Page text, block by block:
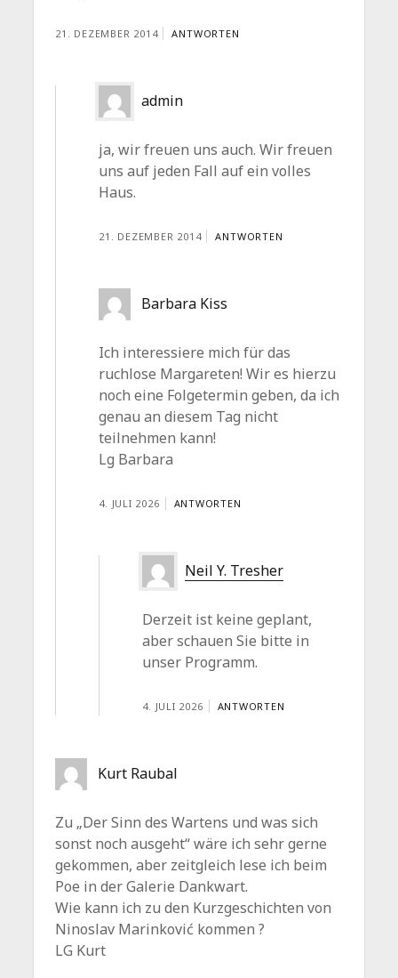
21. DEZEMBER 2014 ANTWORTEN
admin
ja, wir freuen uns auch. Wir freuen
uns auf jeden Fall auf ein volles
Haus.
21. DEZEMBER 2014 ANTWORTEN
Barbara Kiss
Ich interessiere mich für das
ruchlose Margareten! Wir es hierzu
noch eine Folgetermin geben, da ich
genau an diesem Tag nicht
teilnehmen kann!
Lg Barbara
4. JULI 2026 ANTWORTEN
Neil Y. Tresher
Derzeit ist keine geplant,
aber schauen Sie bitte in
unser Programm.
4. JULI 2026 ANTWORTEN
Kurt Raubal
Zu „Der Sinn des Wartens und was sich
sonst noch ausgeht“ wäre ich sehr gerne
gekommen, aber zeitgleich lese ich beim
Poe in der Galerie Dankwart.
Wie kann ich zu den Kurzgeschichten von
Ninoslav Marinković kommen ?
LG Kurt